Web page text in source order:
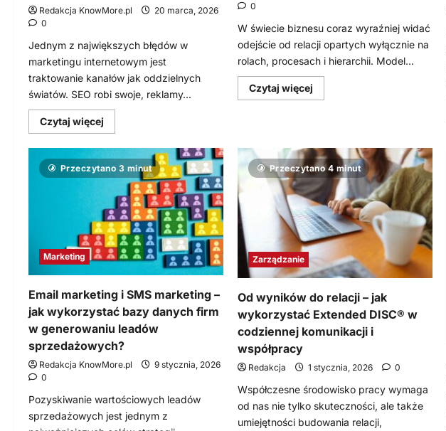
Redakcja KnowMore.pl
20 marca, 2026
0
Jednym z największych błędów w
marketingu internetowym jest
traktowanie kanałów jak oddzielnych
światów. SEO robi swoje, reklamy...
Czytaj więcej
się
o
Google
Ads,
SEO
analityka
–
jak
połączyć
kanały,
żeby
reklama
niż
do
końca
budżetu
0
W świecie biznesu coraz wyraźniej widać
odejście od relacji opartych wyłącznie na
rolach, procesach i hierarchii. Model...
Czytaj więcej
się
Human
(H2H)
–
jak
tworzyć
kulturę
firmy
opartą
na
autentycznych
relacjach?
Przeczytano 3 minut
Marketing
Email marketing i SMS marketing –
jak wykorzystać bazy danych firm
w generowaniu leadów
sprzedażowych?
Redakcja KnowMore.pl
9 stycznia, 2026
0
Pozyskiwanie wartościowych leadów
sprzedażowych jest jednym z
Przeczytano 4 minut
Zarządzanie
Od wyników do relacji – jak
wykorzystać Extended DISC® w
codziennej komunikacji i
współpracy
Redakcja 1 stycznia, 2026 0
Współczesne środowisko pracy wymaga
od nas nie tylko skuteczności, ale także
umiejętności budowania relacji,